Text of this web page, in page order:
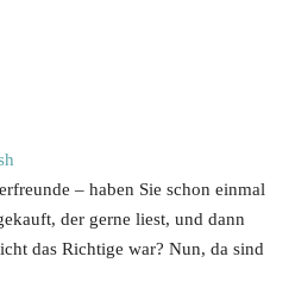
– haben Sie schon einmal
der gerne liest, und dann
das Richtige war? Nun, da sind